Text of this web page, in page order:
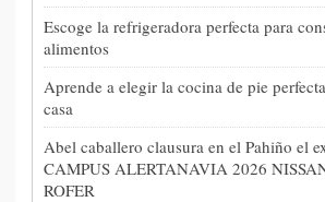
Escoge la refrigeradora perfecta para
alimentos
Aprende a elegir la cocina de pie
casa
Abel caballero clausura en el Pahiño el
CAMPUS ALERTANAVIA 2026
ROFER